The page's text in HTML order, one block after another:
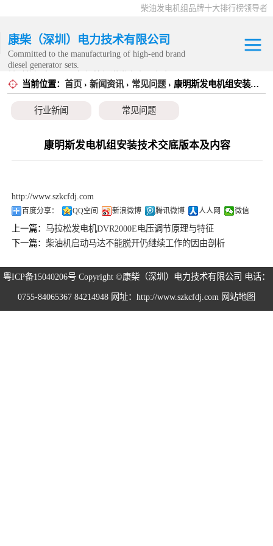
柴油发电机组品牌十大排行榜领导者
康柴（深圳）电力技术有限公司
Committed to the manufacturing of high-end brand
diesel generator sets.
务范围内。
当前位置： 首页 › 新闻资讯› 常见问题 › 康明斯发电机组安装技术交底版本及内容
行业新闻 常见问题
康明斯发电机组安装技术交底版本及内容
http://www.szkcfdj.com
百度分享： QQ空间 新浪微博 腾讯微博 人人网 微信
上一篇：马拉松发电机DVR2000E电压调节原理与特征
下一篇：柴油机启动马达不能脱开仍继续工作的因由剖析
粤ICP备15040206号 Copyright ©康柴（深圳）电力技术有限公司 电话：
0755-84065367 84214948 网址：http://www.szkcfdj.com 网站地图
康明斯发电机组
静音发电机组
移动发电机组
发电机租赁
CPG原厂整机